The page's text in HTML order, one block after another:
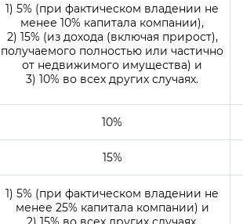
1) 5% (при фактическом владении не
менее 10% капитала компании),
2) 15% (из дохода (включая прирост),
получаемого полностью или частично
от недвижимого имущества) и
3) 10% во всех других случаях.
10%
15%
1) 5% (при фактическом владении не
менее 25% капитала компании) и